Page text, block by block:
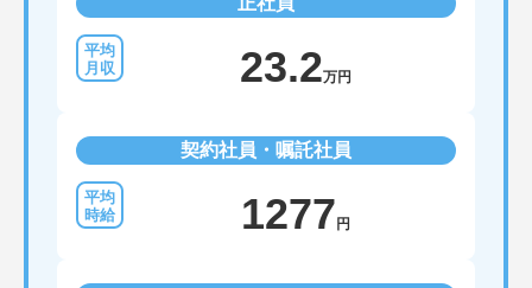
23.2万円
契約社員・嘱託社員
1277円